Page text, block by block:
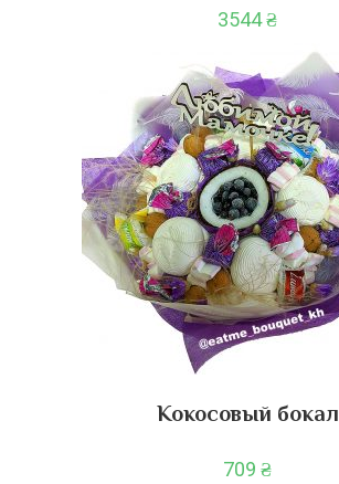
3544₴
Кокосовый бокал
709 ₴